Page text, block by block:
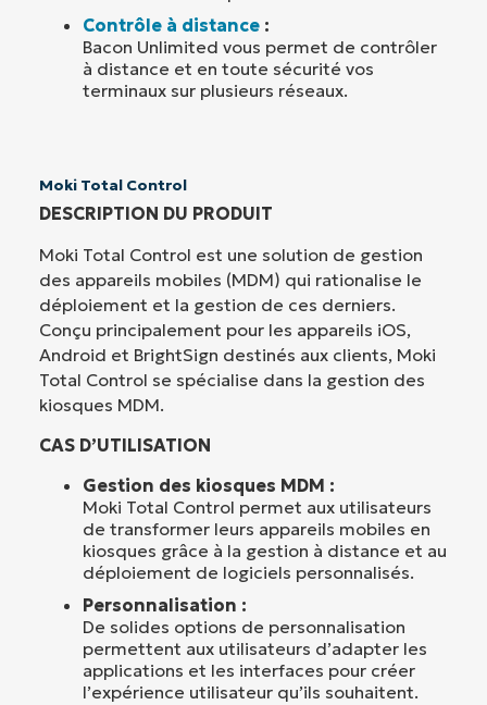
Contrôle à distance :
Bacon Unlimited vous permet de contrôler
à distance et en toute sécurité vos
terminaux sur plusieurs réseaux.
Moki Total Control
DESCRIPTION DU PRODUIT
Moki Total Control est une solution de gestion
des appareils mobiles (MDM) qui rationalise le
déploiement et la gestion de ces derniers.
Conçu principalement pour les appareils iOS,
Android et BrightSign destinés aux clients, Moki
Total Control se spécialise dans la gestion des
kiosques MDM.
CAS D’UTILISATION
Gestion des kiosques MDM :
Moki Total Control permet aux utilisateurs
de transformer leurs appareils mobiles en
kiosques grâce à la gestion à distance et au
déploiement de logiciels personnalisés.
Personnalisation :
De solides options de personnalisation
permettent aux utilisateurs d’adapter les
applications et les interfaces pour créer
l’expérience utilisateur qu’ils souhaitent.